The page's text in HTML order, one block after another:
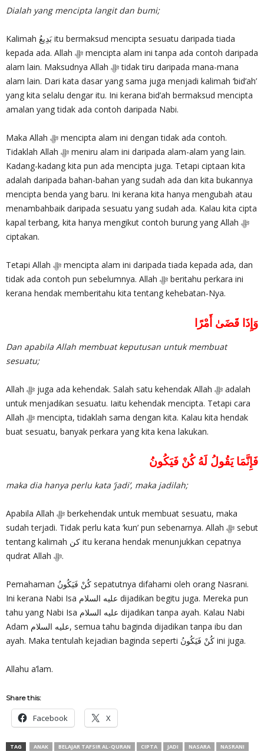
Dialah yang mencipta langit dan bumi;
Kalimah بَدِيعُ itu bermaksud mencipta sesuatu daripada tiada
kepada ada. Allah ‎ﷻ mencipta alam ini tanpa ada contoh daripada
alam lain. Maksudnya Allah ‎ﷻ tidak tiru daripada mana-mana
alam lain. Dari kata dasar yang sama juga menjadi kalimah ‘bid’ah’
yang kita selalu dengar itu. Ini kerana bid’ah bermaksud mencipta
amalan yang tidak ada contoh daripada Nabi.
Maka Allah ‎ﷻ mencipta alam ini dengan tidak ada contoh.
Tidaklah Allah ‎ﷻ meniru alam ini daripada alam-alam yang lain.
Kadang-kadang kita pun ada mencipta juga. Tetapi ciptaan kita
adalah daripada bahan-bahan yang sudah ada dan kita bukannya
mencipta benda yang baru. Ini kerana kita hanya mengubah atau
menambahbaik daripada sesuatu yang sudah ada. Kalau kita cipta
kapal terbang, kita hanya mengikut contoh burung yang Allah ‎ﷻ
ciptakan.
Tetapi Allah ‎ﷻ mencipta alam ini daripada tiada kepada ada, dan
tidak ada contoh pun sebelumnya. Allah ‎ﷻ beritahu perkara ini
kerana hendak memberitahu kita tentang kehebatan-Nya.
وَإِذَا قَضَىٰ أَمْرًا
Dan apabila Allah membuat keputusan untuk membuat
sesuatu;
Allah ‎ﷻ juga ada kehendak. Salah satu kehendak Allah ‎ﷻ adalah
untuk menjadikan sesuatu. Iaitu kehendak mencipta. Tetapi cara
Allah ‎ﷻ mencipta, tidaklah sama dengan kita. Kalau kita hendak
buat sesuatu, banyak perkara yang kita kena lakukan.
فَإِنَّمَا يَقُولُ لَهُ كُنْ فَيَكُونُ
maka dia hanya perlu kata ‘jadi’, maka jadilah;
Apabila Allah ‎ﷻ berkehendak untuk membuat sesuatu, maka
sudah terjadi. Tidak perlu kata ‘kun’ pun sebenarnya. Allah ‎ﷻ sebut
tentang kalimah كن itu kerana hendak menunjukkan cepatnya
qudrat Allah ‎ﷻ.
Pemahaman كُنْ فَيَكُونُ sepatutnya difahami oleh orang Nasrani.
Ini kerana Nabi Isa عليه السلام dijadikan begitu juga. Mereka pun
tahu yang Nabi Isa عليه السلام dijadikan tanpa ayah. Kalau Nabi
Adam عليه السلام, semua tahu baginda dijadikan tanpa ibu dan
ayah. Maka tentulah kejadian baginda seperti كُنْ فَيَكُونُ ini juga.
Allahu a’lam.
Share this:
Facebook X
TAG ANAK BELAJAR TAFSIR AL-QURAN CIPTA JADI NASARA
NASRANI